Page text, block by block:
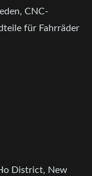
CNC-
für Fahrräder
District, New